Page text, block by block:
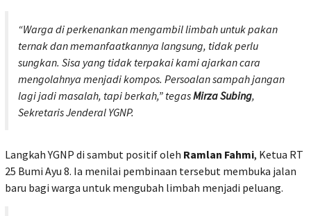
“Warga di perkenankan mengambil limbah untuk pakan
ternak dan memanfaatkannya langsung, tidak perlu
sungkan. Sisa yang tidak terpakai kami ajarkan cara
mengolahnya menjadi kompos. Persoalan sampah jangan
lagi jadi masalah, tapi berkah,” tegasMirza Subing,
Sekretaris Jenderal YGNP.
Langkah YGNP di sambut positif oleh Ramlan Fahmi, Ketua RT
25 Bumi Ayu 8. Ia menilai pembinaan tersebut membuka jalan
baru bagi warga untuk mengubah limbah menjadi peluang.